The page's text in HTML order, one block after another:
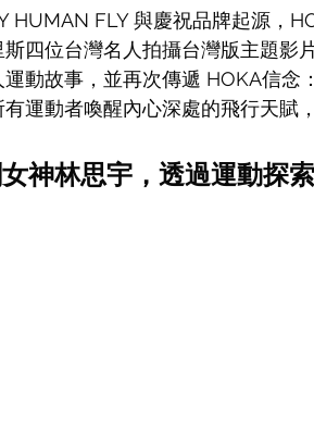
HUMAN FLY 與慶祝品牌起源，
四位台灣名人拍攝台灣版主題影
運動故事，並再次傳遞 HOKA信
運動者喚醒內心深處的飛行天賦
神林思宇，透過運動探